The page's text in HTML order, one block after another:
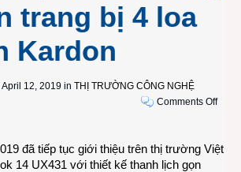
trang bị 4 loa
Kardon
April 12, 2019 in THỊ TRƯỜNG CÔNG NGHỆ
Comments Offon
đã tiếp tục giới thiệu trên thị trường Việt
14 UX431 với thiết kế thanh lịch gọn